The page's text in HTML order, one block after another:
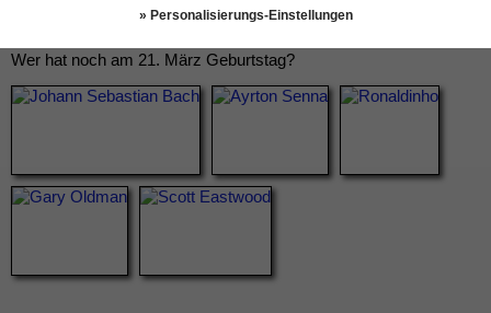
Wer hat noch am 21. März Geburtstag?
» Personalisierungs-Einstellungen